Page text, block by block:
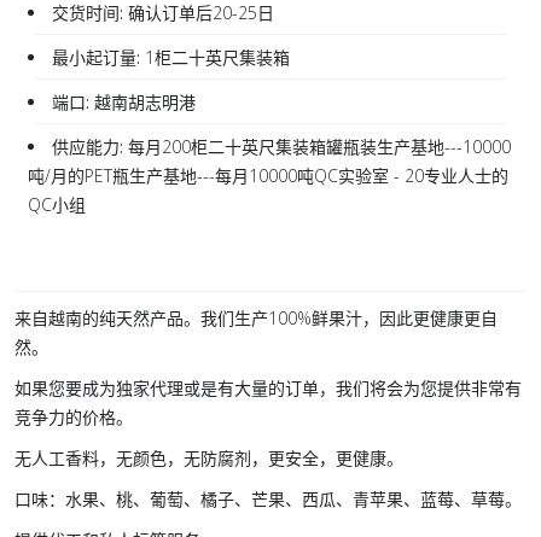
交货时间: 确认订单后20-25日
最小起订量: 1柜二十英尺集装箱
端口: 越南胡志明港
供应能力: 每月200柜二十英尺集装箱罐瓶装生产基地---10000
吨/月的PET瓶生产基地---每月10000吨QC实验室 - 20专业人士的
QC小组
来自越南的纯天然产品。我们生产100%鲜果汁，因此更健康更自
然。
如果您要成为独家代理或是有大量的订单，我们将会为您提供非常有
竞争力的价格。
无人工香料，无颜色，无防腐剂，更安全，更健康。
口味：水果、桃、葡萄、橘子、芒果、西瓜、青苹果、蓝莓、草莓。